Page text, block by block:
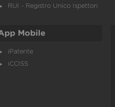
RUI - Registro Unico Ispettori
Mobile
iPatente
iCCISS